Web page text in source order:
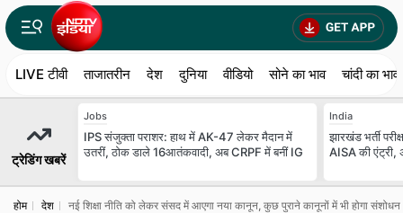
LIVE टीवी ताजातरीन देश दुनिया वीडियो सोने का भाव चांदी का भाव
ट्रेडिंग खबरें
Jobs
IPS संजुक्ता पराशर: हाथ में AK-47 लेकर मैदान में
उतरीं, ठोक डाले 16आतंकवादी, अब CRPF में बनीं IG
India
झारखंड भर्ती
AISA की
होम देश नई शिक्षा नीति को लेकर संसद में आएगा नया कानून, कुछ पुराने कानूनों में भी होगा संशोधन